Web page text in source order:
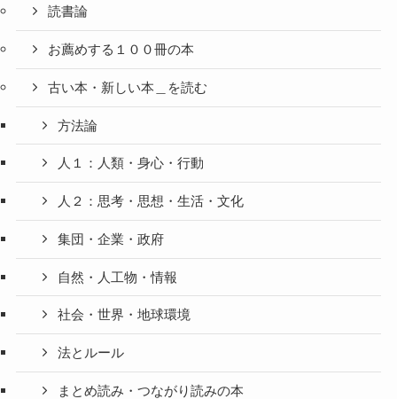
読書論
お薦めする１００冊の本
古い本・新しい本＿を読む
方法論
人１：人類・身心・行動
人２：思考・思想・生活・文化
集団・企業・政府
自然・人工物・情報
社会・世界・地球環境
法とルール
まとめ読み・つながり読みの本